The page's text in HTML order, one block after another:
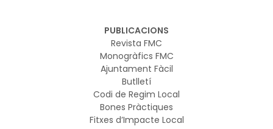
PUBLICACIONS
Revista FMC
Monogràfics FMC
Ajuntament Fàcil
Butlletí
Codi de Regim Local
Bones Pràctiques
Fitxes d’Impacte Local